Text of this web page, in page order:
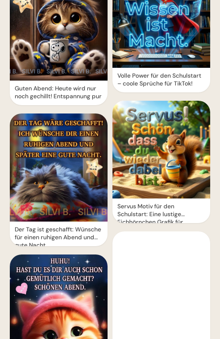
Guten Abend: Heute wird nur
noch gechillt! Entspannung pur
Der Tag ist geschafft: Wünsche
für einen ruhigen Abend und
gute Nacht.
Volle Power für den Schulstart
– coole Sprüche für TikTok!
Servus Motiv für den
Schulstart: Eine lustige
Eichhörnchen Grafik für
WhatsApp